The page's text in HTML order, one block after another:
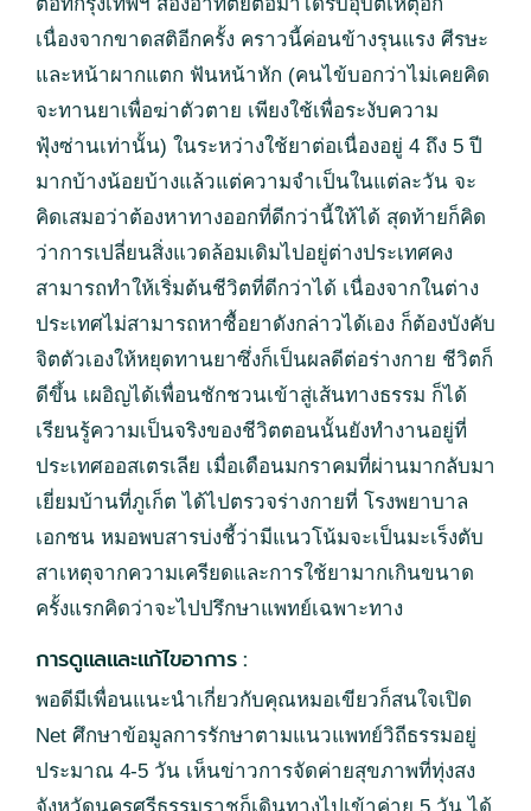
เนื่องจากขาดสติอีกครั้ง คราวนี้ค่อนข้างรุนแรง ศีรษะ
และหน้าผากแตก ฟันหน้าหัก (คนไข้บอกว่าไม่เคยคิด
จะทานยาเพื่อฆ่าตัวตาย เพียงใช้เพื่อระงับความ
ฟุ้งซ่านเท่านั้น) ในระหว่างใช้ยาต่อเนื่องอยู่ 4 ถึง 5 ปี
มากบ้างน้อยบ้างแล้วแต่ความจำเป็นในแต่ละวัน จะ
คิดเสมอว่าต้องหาทางออกที่ดีกว่านี้ให้ได้ สุดท้ายก็คิด
ว่าการเปลี่ยนสิ่งแวดล้อมเดิมไปอยู่ต่างประเทศคง
สามารถทำให้เริ่มต้นชีวิตที่ดีกว่าได้ เนื่องจากในต่าง
ประเทศไม่สามารถหาซื้อยาดังกล่าวได้เอง ก็ต้องบังคับ
จิตตัวเองให้หยุดทานยาซึ่งก็เป็นผลดีต่อร่างกาย ชีวิตก็
ดีขึ้น เผอิญได้เพื่อนชักชวนเข้าสู่เส้นทางธรรม ก็ได้
เรียนรู้ความเป็นจริงของชีวิตตอนนั้นยังทำงานอยู่ที่
ประเทศออสเตรเลีย เมื่อเดือนมกราคมที่ผ่านมากลับมา
เยี่ยมบ้านที่ภูเก็ต ได้ไปตรวจร่างกายที่ โรงพยาบาล
เอกชน หมอพบสารบ่งชี้ว่ามีแนวโน้มจะเป็นมะเร็งตับ
สาเหตุจากความเครียดและการใช้ยามากเกินขนาด
ครั้งแรกคิดว่าจะไปปรึกษาแพทย์เฉพาะทาง
การดูแลและแก้ไขอาการ :
พอดีมีเพื่อนแนะนำเกี่ยวกับคุณหมอเขียวก็สนใจเปิด
Net ศึกษาข้อมูลการรักษาตามแนวแพทย์วิถีธรรมอยู่
ประมาณ 4-5 วัน เห็นข่าวการจัดค่ายสุขภาพที่ทุ่งสง